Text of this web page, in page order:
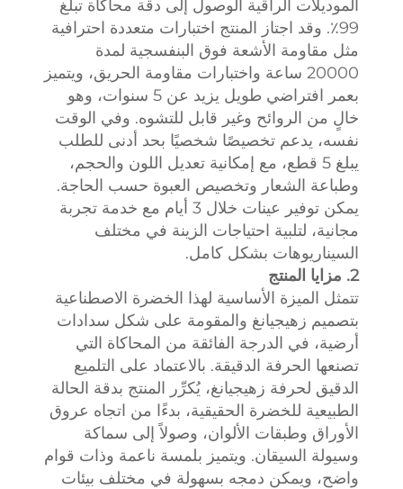
الموديلات الراقية الوصول إلى دقة محاكاة تبلغ
99٪. وقد اجتاز المنتج اختبارات متعددة احترافية
مثل مقاومة الأشعة فوق البنفسجية لمدة
20000 ساعة واختبارات مقاومة الحريق، ويتميز
بعمر افتراضي طويل يزيد عن 5 سنوات، وهو
خالٍ من الروائح وغير قابل للتشوه. وفي الوقت
نفسه، يدعم تخصيصًا شخصيًا بحد أدنى للطلب
يبلغ 5 قطع، مع إمكانية تعديل اللون والحجم،
وطباعة الشعار وتخصيص العبوة حسب الحاجة.
يمكن توفير عينات خلال 3 أيام مع خدمة تجربة
مجانية، لتلبية احتياجات الزينة في مختلف
السيناريوهات بشكل كامل.
2. مزايا المنتج
تتمثل الميزة الأساسية لهذا الخضرة الاصطناعية
بتصميم زهيجيانغ والمقومة على شكل سدادات
أرضية، في الدرجة الفائقة من المحاكاة التي
تصنعها الحرفة الدقيقة. بالاعتماد على التلميع
الدقيق لحرفة زهيجيانغ، يُكرِّر المنتج بدقة الحالة
الطبيعية للخضرة الحقيقية، بدءًا من اتجاه عروق
الأوراق وطبقات الألوان، وصولاً إلى سماكة
وسيولة السيقان. ويتميز بلمسة ناعمة وذات قوام
واضح، ويمكن دمجه بسهولة في مختلف بيئات